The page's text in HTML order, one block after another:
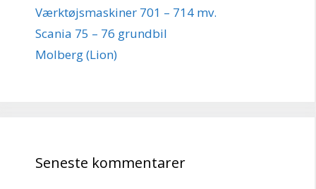
Værktøjsmaskiner 701 – 714 mv.
Scania 75 – 76 grundbil
Molberg (Lion)
Seneste kommentarer